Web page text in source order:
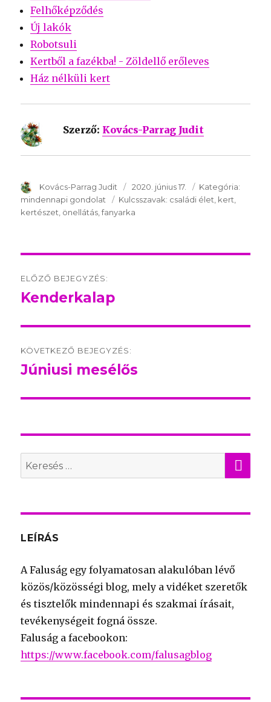
Felhőképződés
Új lakók
Robotsuli
Kertből a fazékba! - Zöldellő erőleves
Ház nélküli kert
Szerző: Kovács-Parrag Judit
SzerzÅ
Kovács-Parrag Judit Közzétéve:
2020. június 17. Kategória:
mindennapi gondolat
Kulcsszavak: Kulcsszavak:
családi élet kert
kertészet önellátás fanyarka
navigation
ELŐZŐ BEJEGYZÉS:
Előző
Kenderkalap
KÖVETKEZŐ BEJEGYZÉS:
Következő
Júniusi mesélős
Search
for:
LEÍRÁS
A Faluság egy folyamatosan alakulóban lévő
közös/közösségi blog, mely a vidéket szeretők
és tisztelők mindennapi és szakmai írásait,
tevékenységeit fogná össze.
Faluság a facebookon:
https://www.facebook.com/falusagblog